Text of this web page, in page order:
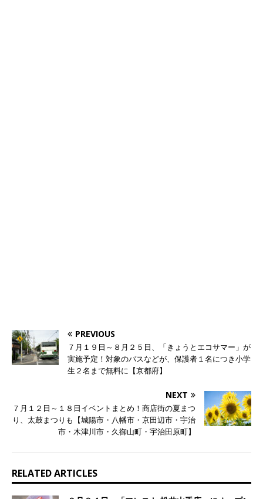
PREVIOUS
７月１９日～８月２５日、「きょうとエコサマー」が
実施予定！対象のバスなどが、保護者１名につき小学
生２名まで無料に【京都府】
NEXT
７月１２日～１８日イベントまとめ！商店街の夏まつ
り、太鼓まつりも【城陽市・八幡市・京田辺市・宇治
市・木津川市・久御山町・宇治田原町】
RELATED ARTICLES